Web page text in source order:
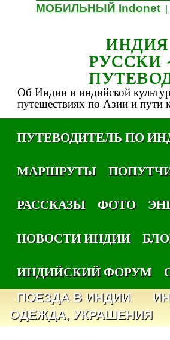
МОБИЛЬНЫЙ Indonet
РУССКИ
Об Индии и индийской
путешествиях по Азии и пути
ПУТЕВОДИТЕЛЬ ПО
МАРШРУТЫ
РАССКАЗЫ
ФОТО
НОВОСТИ ИНДИИ
ИНДИЙСКИЙ ФОРУМ
ПОЕЗДА В ИНДИИ
ОДЕЖДА, УКРАШЕНИЯ